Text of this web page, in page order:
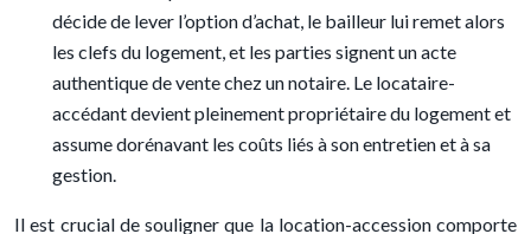
décide de lever l’option d’achat, le bailleur lui remet alors
les clefs du logement, et les parties signent un acte
authentique de vente chez un notaire. Le locataire-
accédant devient pleinement propriétaire du logement et
assume dorénavant les coûts liés à son entretien et à sa
gestion.
Il est crucial de souligner que la location-accession comporte